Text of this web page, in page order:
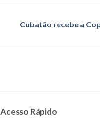
Cubatão recebe a
Acesso Rápido